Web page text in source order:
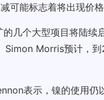
可能标志着将出现价
几个大型项目将陆
Simon Morris预计，
表示，镍的使用